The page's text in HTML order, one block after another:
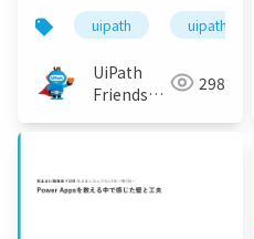
uipath
UiPath
Friends
298